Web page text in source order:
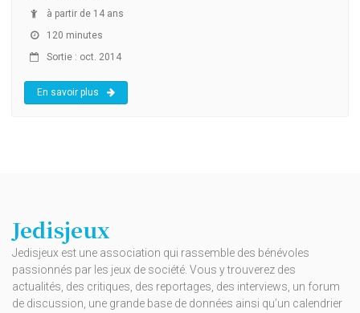
à partir de 14 ans
120 minutes
Sortie : oct. 2014
En savoir plus
Jedisjeux
Jedisjeux est une association qui rassemble des bénévoles
passionnés par les jeux de société. Vous y trouverez des
actualités, des critiques, des reportages, des interviews, un forum
de discussion, une grande base de données ainsi qu’un calendrier